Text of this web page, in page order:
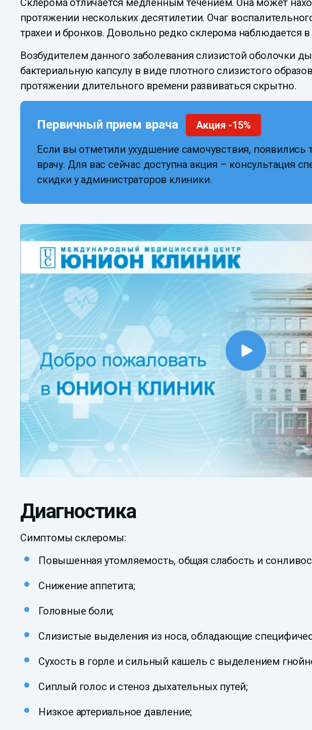
Склерома отличается медленным течением. Она может
протяжении нескольких десятилетии. Очаг
трахеи и бронхов. Довольно редко склерома наблюдается
Возбудителем данного заболевания слизистой оболочки
бактериальную капсулу в виде плотного слизистого
протяжении длительного времени развиваться скрытно.
Первичный прием врача
Акция -15%
Если вы отметили ухудшение самочувствия,
врачу. Для вас сейчас доступна акция – консультация
скидки у администраторов клиники.
Диагностика
Симптомы склеромы:
Повышенная утомляемость, общая слабость и
Снижение аппетита;
Головные боли;
Слизистые выделения из носа, обладающие
Сухость в горле и сильный кашель с выделением
Сиплый голос и стеноз дыхательных путей;
Низкое артериальное давление;